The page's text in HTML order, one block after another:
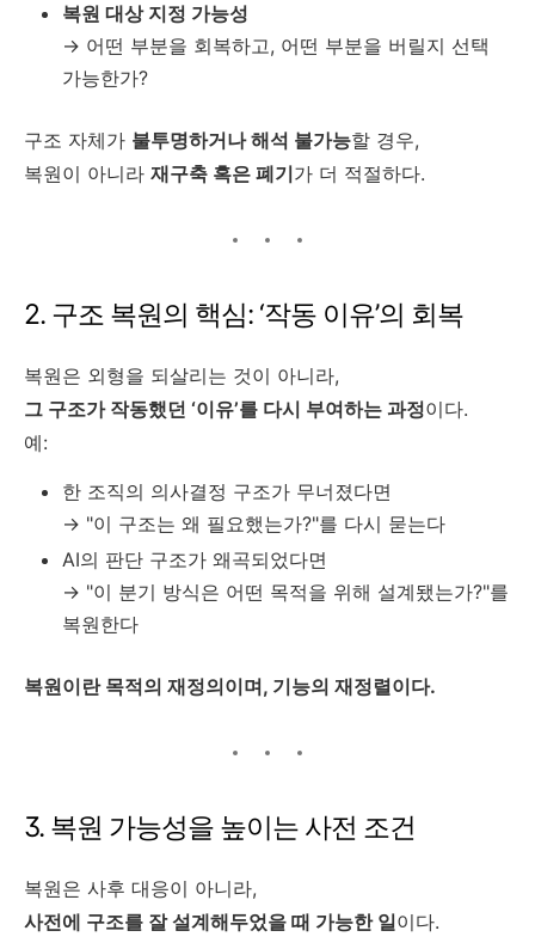
복원 대상 지정 가능성
→ 어떤 부분을 회복하고, 어떤 부분을 버릴지 선택
가능한가?
구조 자체가 불투명하거나 해석 불가능할 경우,
복원이 아니라 재구축 혹은 폐기가 더 적절하다.
2. 구조 복원의 핵심: ‘작동 이유’의 회복
복원은 외형을 되살리는 것이 아니라,
그 구조가 작동했던 ‘이유’를 다시 부여하는 과정이다.
예:
한 조직의 의사결정 구조가 무너졌다면
→ "이 구조는 왜 필요했는가?"를 다시 묻는다
AI의 판단 구조가 왜곡되었다면
→ "이 분기 방식은 어떤 목적을 위해 설계됐는가?"를
복원한다
복원이란 목적의 재정의이며, 기능의 재정렬이다.
3. 복원 가능성을 높이는 사전 조건
복원은 사후 대응이 아니라,
사전에 구조를 잘 설계해두었을 때 가능한 일이다.